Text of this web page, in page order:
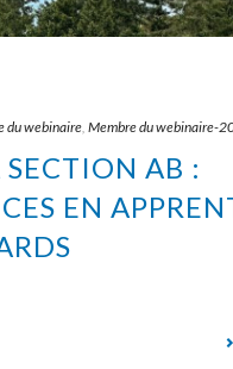
du webinaire Membre du webinaire-
AB :
EN